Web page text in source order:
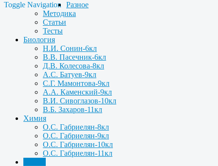
Toggle Navigation
Разное
Методика
Статьи
Тесты
Биология
Н.И. Сонин-6кл
В.В. Пасечник-6кл
Д.В. Колесова-8кл
А.С. Батуев-9кл
С.Г. Мамонтова-9кл
А.А. Каменский-9кл
В.И. Сивоглазов-10кл
В.Б. Захаров-11кл
Химия
О.С. Габриелян-8кл
О.С. Габриелян-9кл
О.С. Габриелян-10кл
О.С. Габриелян-11кл